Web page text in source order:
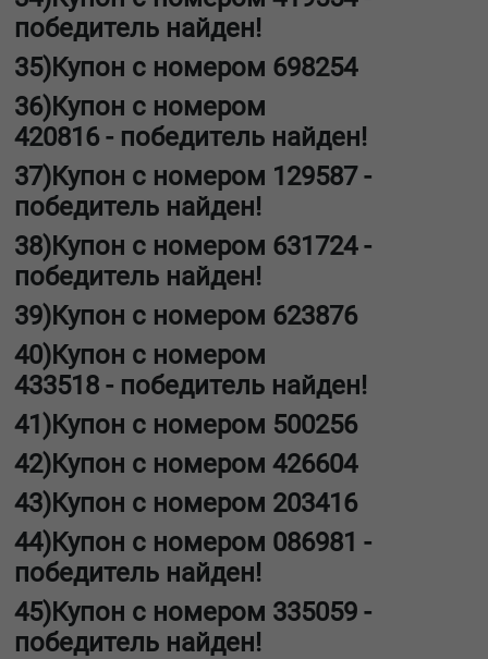
победитель найден!
35)Купон с номером 698254
36)Купон с номером
420816- победитель найден!
37)Купон с номером 129587-
победитель найден!
38)Купон с номером 631724-
победитель найден!
39)Купон с номером 623876
40)Купон с номером
433518 - победитель найден!
41)Купон с номером 500256
42)Купон с номером 426604
43)Купон с номером 203416
44)Купон с номером 086981 -
победитель найден!
45)Купон с номером 335059 -
победитель найден!